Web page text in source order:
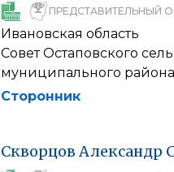
ПРЕДСТАВИТЕЛЬНЫЙ
Ивановская область
Совет Остаповского
муниципального
Сторонник
Скворцов Александр